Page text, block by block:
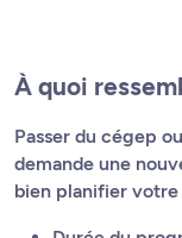
À quoi
Passer du cégep
demande une
bien planifier